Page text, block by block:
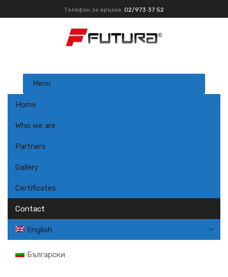
Телефон за връзка: 02/973 37 52
Menu
Home
Who we are
Partners
Gallery
Certificates
Contact
English
Български